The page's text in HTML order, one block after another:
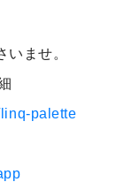
ませ。
palette